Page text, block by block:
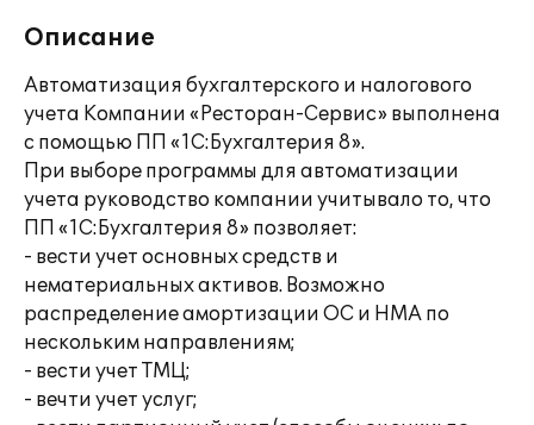
Описание
Автоматизация бухгалтерского и налогового
учета Компании «Ресторан-Сервис» выполнена
с помощью ПП «1С:Бухгалтерия 8».
При выборе программы для автоматизации
учета руководство компании учитывало то, что
ПП «1С:Бухгалтерия 8» позволяет:
- вести учет основных средств и
нематериальных активов. Возможно
распределение амортизации ОС и НМА по
нескольким направлениям;
- вести учет ТМЦ;
- вечти учет услуг;